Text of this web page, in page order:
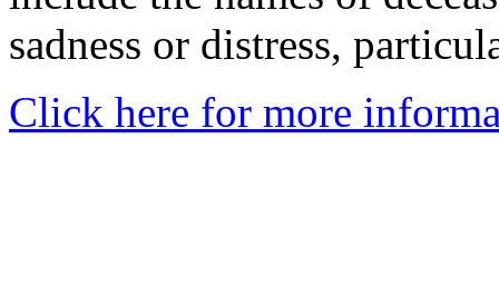
sadness or distress,
Click here for more